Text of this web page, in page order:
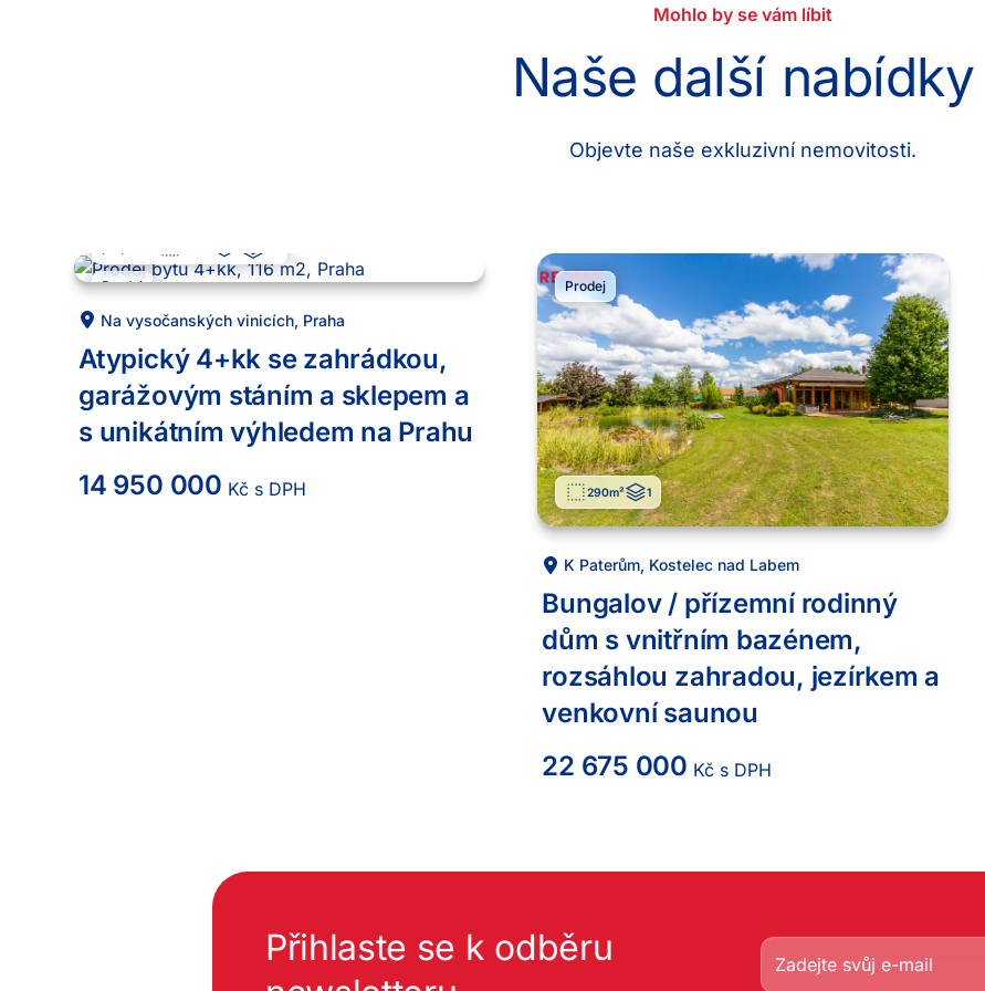
Mohlo by se vám líbit
Naše další nabídky
Objevte naše exkluzivní nemovitosti.
Prodej
Na vysočanských vinicích, Praha
Atypický 4+kk se zahrádkou,
garážovým stáním a sklepem a
s unikátním výhledem na Prahu
14 950 000 Kč s DPH
Prodej
290m² 1
K Paterům, Kostelec nad Labem
Bungalov / přízemní rodinný
dům s vnitřním bazénem,
rozsáhlou zahradou, jezírkem a
venkovní saunou
22 675 000 Kč s DPH
Přihlaste se k odběru